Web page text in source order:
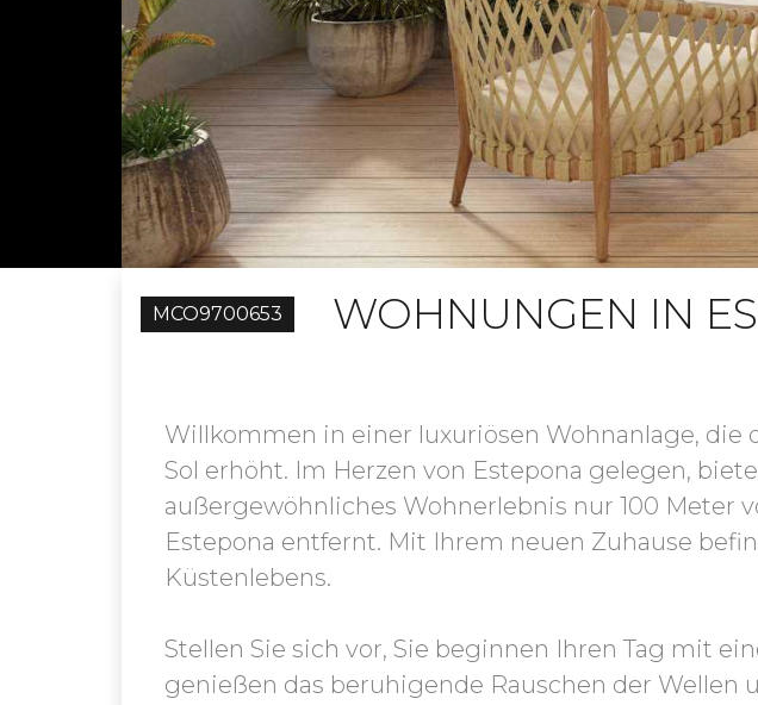
MCO9700653 WOHNUNGEN IN
Willkommen in einer luxuriösen Wohnanlage, die
Sol erhöht. Im Herzen von Estepona gelegen,
außergewöhnliches Wohnerlebnis nur 100 Meter
Estepona entfernt. Mit Ihrem neuen Zuhause
Küstenlebens.
Stellen Sie sich vor, Sie beginnen Ihren Tag mit
genießen das beruhigende Rauschen der Wellen